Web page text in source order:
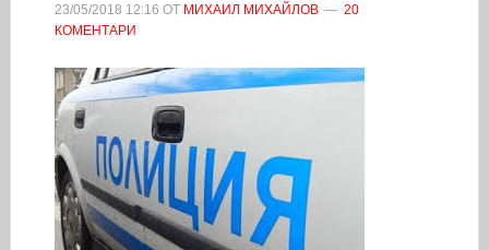
23/05/2018 12:16 ОТ МИХАИЛ МИХАЙЛОВ
20
КОМЕНТАРИ